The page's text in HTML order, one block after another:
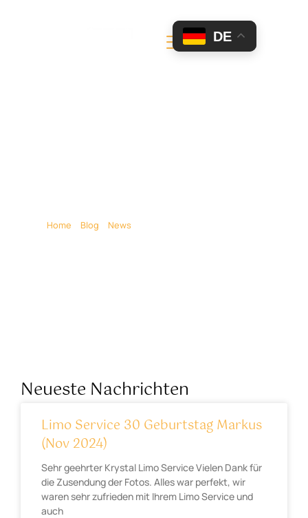
Home Blog News»
Neueste Nachrichten
Limo Service 30 Geburtstag Markus
(Nov 2024)
Sehr geehrter Krystal Limo Service Vielen Dank für
die Zusendung der Fotos. Alles war perfekt, wir
waren sehr zufrieden mit Ihrem Limo Service und
auch
DE